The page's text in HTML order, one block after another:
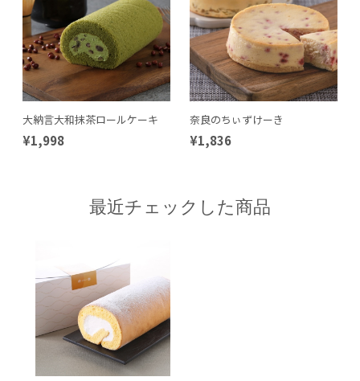
大納言大和抹茶ロールケーキ
¥1,998
奈良のちぃずけーき
¥1,836
最近チェックした商品